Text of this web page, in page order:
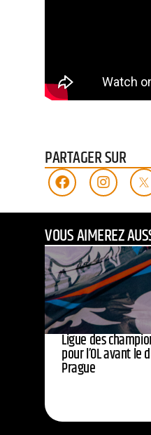
PARTAGER SUR
VOUS AIMEREZ
Ligue des
pour l’OL avant le
Prague